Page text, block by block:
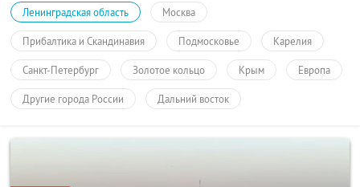
Ленинградская область Москва
Прибалтика и Скандинавия Подмосковье Карелия
Санкт-Петербург Золотое кольцо Крым Европа
Другие города России Дальний восток